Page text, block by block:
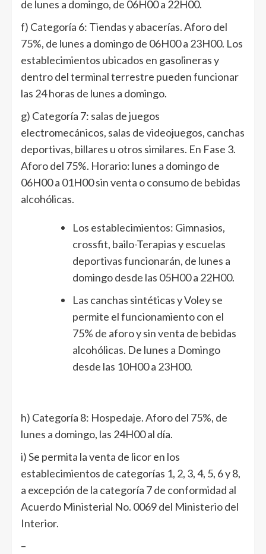
de lunes a domingo, de 06H00 a 22H00.
f) Categoría 6: Tiendas y abacerías. Aforo del
75%, de lunes a domingo de 06H00 a 23H00. Los
establecimientos ubicados en gasolineras y
dentro del terminal terrestre pueden funcionar
las 24 horas de lunes a domingo.
g) Categoría 7: salas de juegos
electromecánicos, salas de videojuegos, canchas
deportivas, billares u otros similares. En Fase 3.
Aforo del 75%. Horario: lunes a domingo de
06H00 a 01H00 sin venta o consumo de bebidas
alcohólicas.
Los establecimientos: Gimnasios,
crossfit, bailo-Terapias y escuelas
deportivas funcionarán, de lunes a
domingo desde las 05H00 a 22H00.
Las canchas sintéticas y Voley se
permite el funcionamiento con el
75% de aforo y sin venta de bebidas
alcohólicas. De lunes a Domingo
desde las 10H00 a 23H00.
h) Categoría 8: Hospedaje. Aforo del 75%, de
lunes a domingo, las 24H00 al día.
i) Se permita la venta de licor en los
establecimientos de categorías 1, 2, 3, 4, 5, 6 y 8,
a excepción de la categoría 7 de conformidad al
Acuerdo Ministerial No. 0069 del Ministerio del
Interior.
–